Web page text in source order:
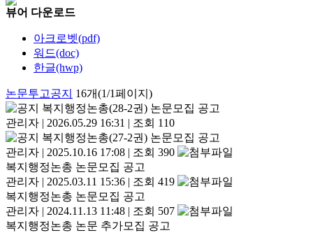
뷰어 다운로드
아크로벳(pdf)
워드(doc)
한글(hwp)
논문투고공지
16개(1/1페이지)
복지행정논총(28-2권) 논문모집 공고
관리자 | 2026.05.29 16:31 | 조회 110
복지행정논총(27-2권) 논문모집 공고
관리자 | 2025.10.16 17:08 | 조회 390
복지행정논총 논문모집 공고
관리자 | 2025.03.11 15:36 | 조회 419
복지행정논총 논문모집 공고
관리자 | 2024.11.13 11:48 | 조회 507
복지행정논총 논문 추가모집 공고